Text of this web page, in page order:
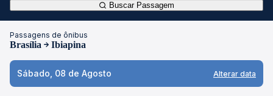
Buscar Passagem
Passagens de ônibus
Brasília Ibiapina
Sábado, 08 de Agosto Alterar data